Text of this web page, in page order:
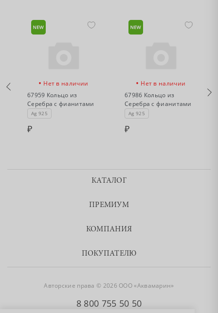
• Нет в наличии
67959 Кольцо из
Серебра с фианитами
Ag 925
• Нет в наличии
67986 Кольцо из
Серебра с фианитами
Ag 925
КАТАЛОГ
ПРЕМИУМ
КОМПАНИЯ
ПОКУПАТЕЛЮ
Авторские права © 2026 ООО «Аквамарин»
8 800 755 50 50